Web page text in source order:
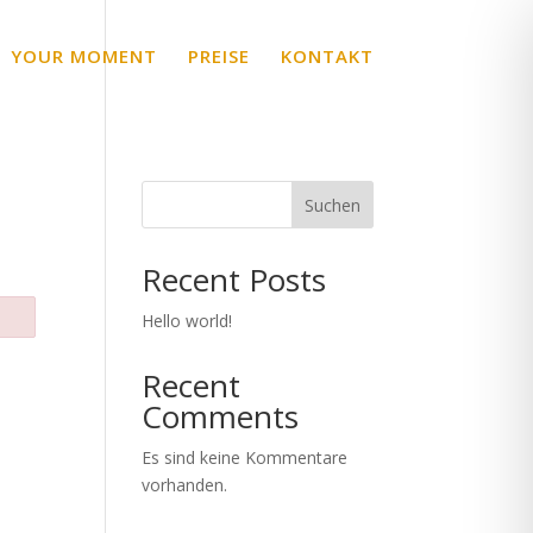
YOUR MOMENT PREISE KONTAKT
Suchen
Recent Posts
Hello world!
Recent
Comments
Es sind keine Kommentare
vorhanden.